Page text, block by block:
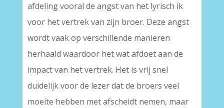
afdeling vooral de angst van het lyrisch ik
voor het vertrek van zijn broer. Deze angst
wordt vaak op verschillende manieren
herhaald waardoor het wat afdoet aan de
impact van het vertrek. Het is vrij snel
duidelijk voor de lezer dat de broers veel
moeite hebben met afscheidt nemen, maar